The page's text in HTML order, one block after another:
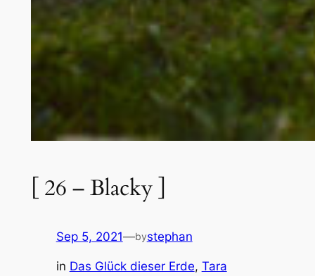
[ 26 – Blacky ]
Sep 5, 2021—bystephan
in Das Glück dieser Erde, Tara